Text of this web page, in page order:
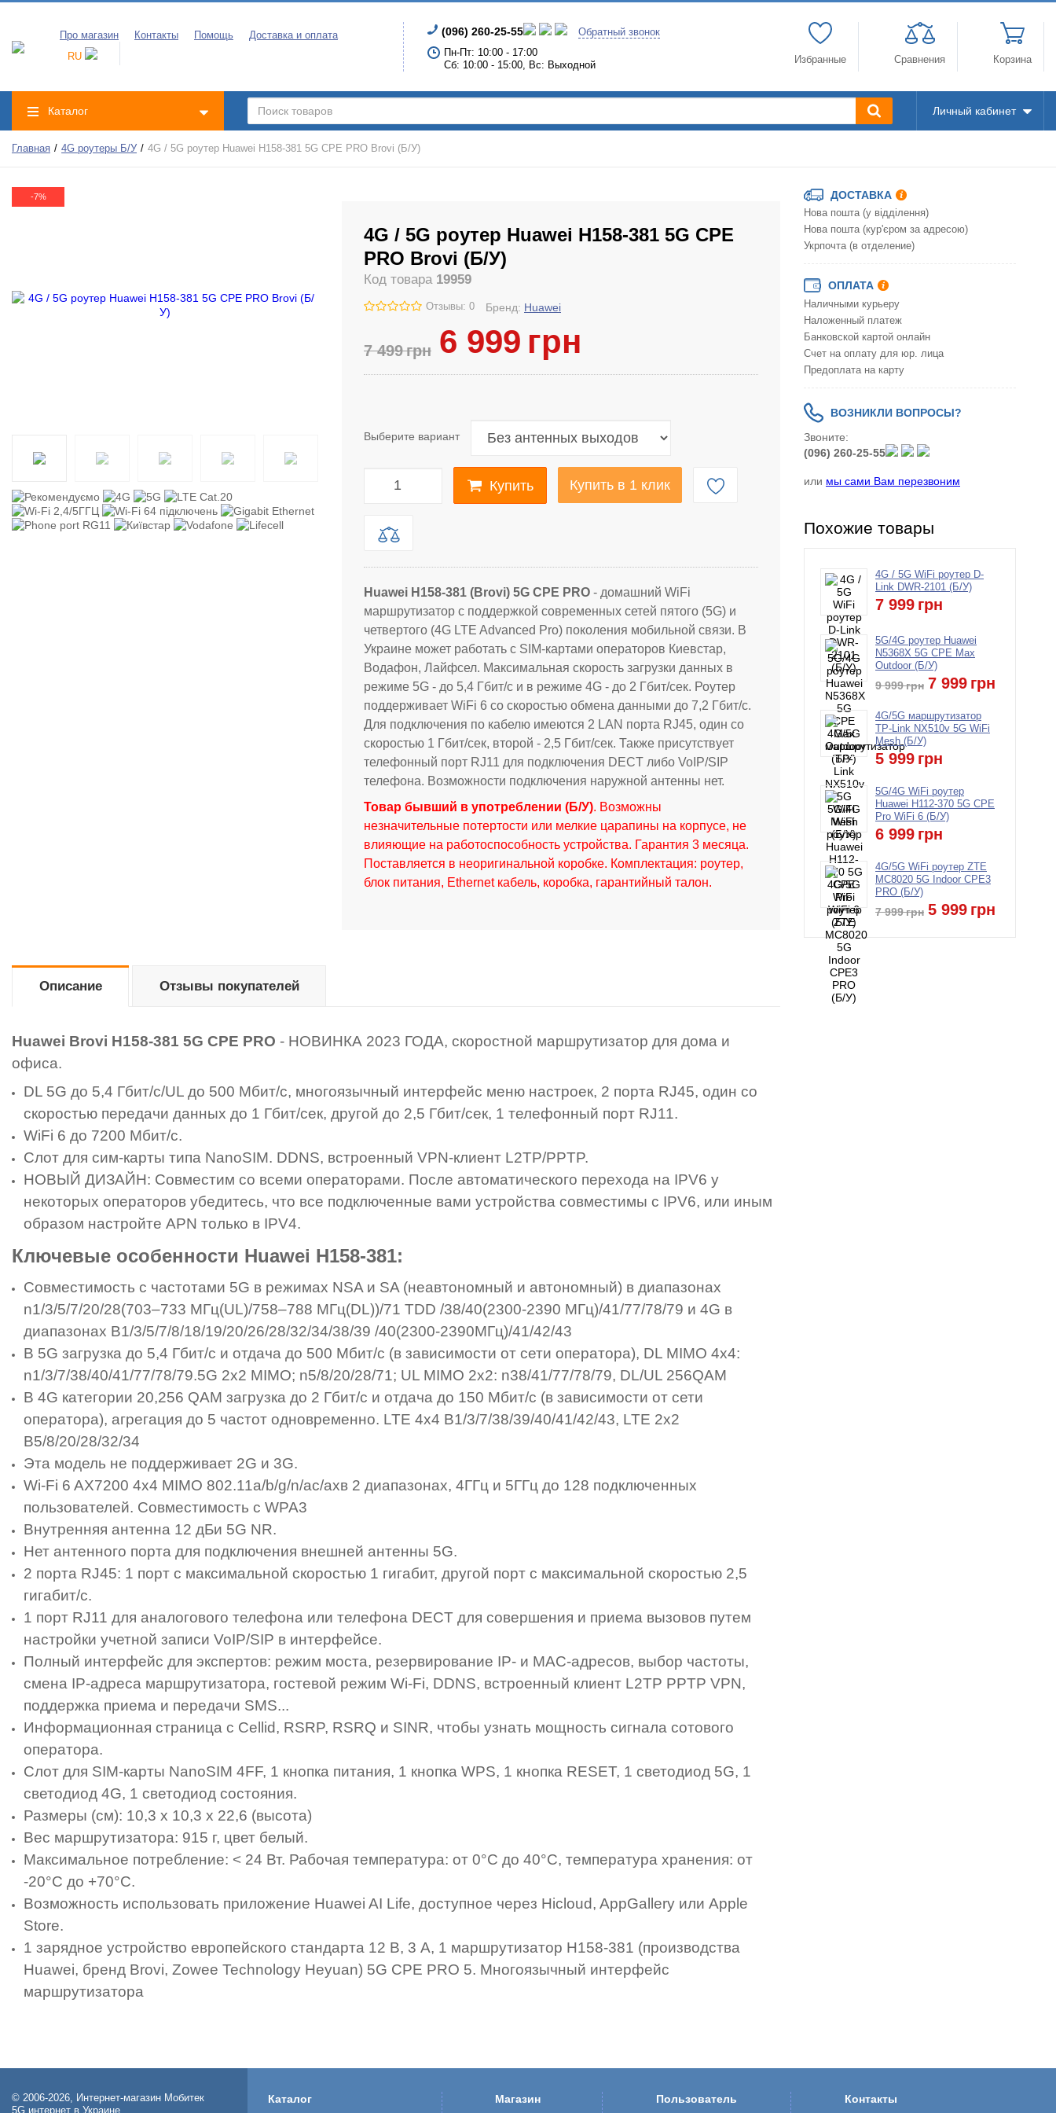
Про магазин Контакты Помощь
Доставка и оплата
RU
(096) 260-25-55
Обратный звонок
Пн-Пт: 10:00 - 17:00
Сб: 10:00 - 15:00, Вс: Выходной
Избранные Сравнения Корзина
Каталог Личный кабинет
Главная 4G роутеры Б/У 4G / 5G роутер Huawei H158-381 5G CPE PRO Brovi (Б/У)
-7%
4G / 5G роутер Huawei H158-381 5G CPE
PRO Brovi (Б/У)
Код товара 19959
Отзывы: 0 Бренд: Huawei
7 499грн 6 999 грн
Выберите вариант
Купить Купить в 1 клик
Huawei H158-381 (Brovi) 5G CPE PRO - домашний WiFi
маршрутизатор с поддержкой современных сетей пятого (5G) и
четвертого (4G LTE Advanced Pro) поколения мобильной связи. В
Украине может работать с SIM-картами операторов Киевстар,
Водафон, Лайфсел. Максимальная скорость загрузки данных в
режиме 5G - до 5,4 Гбит/с и в режиме 4G - до 2 Гбит/сек. Роутер
поддерживает WiFi 6 со скоростью обмена данными до 7,2 Гбит/с.
Для подключения по кабелю имеются 2 LAN порта RJ45, один со
скоростью 1 Гбит/сек, второй - 2,5 Гбит/сек. Также присутствует
телефонный порт RJ11 для подключения DECT либо VoIP/SIP
телефона. Возможности подключения наружной антенны нет.
Товар бывший в употреблении (Б/У). Возможны
незначительные потертости или мелкие царапины на корпусе, не
влияющие на работоспособность устройства. Гарантия 3 месяца.
Поставляется в неоригинальной коробке. Комплектация: роутер,
блок питания, Ethernet кабель, коробка, гарантийный талон.
Описание
Huawei Brovi H158-381 5G CPE PRO - НОВИНКА 2023 ГОДА, скоростной маршрутизатор для дома и
офиса.
DL 5G до 5,4 Гбит/с/UL до 500 Мбит/с, многоязычный интерфейс меню настроек, 2 порта RJ45, один со
скоростью передачи данных до 1 Гбит/сек, другой до 2,5 Гбит/сек, 1 телефонный порт RJ11.
WiFi 6 до 7200 Мбит/с.
Слот для сим-карты типа NanoSIM. DDNS, встроенный VPN-клиент L2TP/PPTP.
НОВЫЙ ДИЗАЙН: Совместим со всеми операторами. После автоматического перехода на IPV6 у
некоторых операторов убедитесь, что все подключенные вами устройства совместимы с IPV6, или иным
образом настройте APN только в IPV4.
Ключевые особенности Huawei H158-381:
Совместимость с частотами 5G в режимах NSA и SA (неавтономный и автономный) в диапазонах
n1/3/5/7/20/28(703–733 МГц(UL)/758–788 МГц(DL))/71 TDD /38/40(2300-2390 МГц)/41/77/78/79 и 4G в
диапазонах B1/3/5/7/8/18/19/20/26/28/32/34/38/39 /40(2300-2390МГц)/41/42/43
В 5G загрузка до 5,4 Гбит/с и отдача до 500 Мбит/с (в зависимости от сети оператора), DL MIMO 4x4:
n1/3/7/38/40/41/77/78/79.5G 2x2 MIMO; n5/8/20/28/71; UL MIMO 2x2: n38/41/77/78/79, DL/UL 256QAM
В 4G категории 20,256 QAM загрузка до 2 Гбит/с и отдача до 150 Мбит/с (в зависимости от сети
оператора), агрегация до 5 частот одновременно. LTE 4x4 B1/3/7/38/39/40/41/42/43, LTE 2x2
B5/8/20/28/32/34
Эта модель не поддерживает 2G и 3G.
Wi-Fi 6 AX7200 4x4 MIMO 802.11a/b/g/n/ac/axв 2 диапазонах, 4ГГц и 5ГГц до 128 подключенных
пользователей. Совместимость с WPA3
Внутренняя антенна 12 дБи 5G NR.
Нет антенного порта для подключения внешней антенны 5G.
2 порта RJ45: 1 порт с максимальной скоростью 1 гигабит, другой порт с максимальной скоростью 2,5
гигабит/с.
1 порт RJ11 для аналогового телефона или телефона DECT для совершения и приема вызовов путем
настройки учетной записи VoIP/SIP в интерфейсе.
Полный интерфейс для экспертов: режим моста, резервирование IP- и MAC-адресов, выбор частоты,
смена IP-адреса маршрутизатора, гостевой режим Wi-Fi, DDNS, встроенный клиент L2TP PPTP VPN,
поддержка приема и передачи SMS...
Информационная страница с Cellid, RSRP, RSRQ и SINR, чтобы узнать мощность сигнала сотового
оператора.
Слот для SIM-карты NanoSIM 4FF, 1 кнопка питания, 1 кнопка WPS, 1 кнопка RESET, 1 светодиод 5G, 1
светодиод 4G, 1 светодиод состояния.
Размеры (см): 10,3 х 10,3 х 22,6 (высота)
Вес маршрутизатора: 915 г, цвет белый.
Максимальное потребление: < 24 Вт. Рабочая температура: от 0°C до 40°C, температура хранения: от
-20°C до +70°C.
Возможность использовать приложение Huawei AI Life, доступное через Hicloud, AppGallery или Apple
Store.
1 зарядное устройство европейского стандарта 12 В, 3 А, 1 маршрутизатор H158-381 (производства
Huawei, бренд Brovi, Zowee Technology Heyuan) 5G CPE PRO 5. Многоязычный интерфейс
маршрутизатора
Отзывы покупателей
ДОСТАВКА
Нова пошта (у відділення)
Нова пошта (кур'єром за адресою)
Укрпочта (в отделение)
ОПЛАТА
Наличными курьеру
Наложенный платеж
Банковской картой онлайн
Счет на оплату для юр. лица
Предоплата на карту
ВОЗНИКЛИ ВОПРОСЫ?
Звоните:
(096) 260-25-55
или мы сами Вам перезвоним
Похожие товары
4G / 5G WiFi роутер D-
Link DWR-2101 (Б/У)
7 999 грн
5G/4G роутер Huawei
N5368X 5G CPE Max
Outdoor (Б/У)
9 999грн 7 999 грн
4G/5G маршрутизатор
TP-Link NX510v 5G WiFi
Mesh (Б/У)
5 999 грн
5G/4G WiFi роутер
Huawei H112-370 5G CPE
Pro WiFi 6 (Б/У)
6 999 грн
4G/5G WiFi роутер ZTE
MC8020 5G Indoor CPE3
PRO (Б/У)
7 999грн 5 999 грн
© 2006-2026, Интернет-магазин Мобитек
Каталог Магазин Пользователь Контакты